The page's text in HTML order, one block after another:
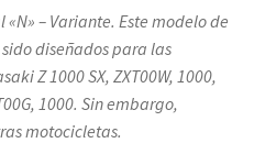
– Variante. Este modelo de
diseñados para las
Z 1000 SX, ZXT00W, 1000,
1000. Sin embargo,
motocicletas.